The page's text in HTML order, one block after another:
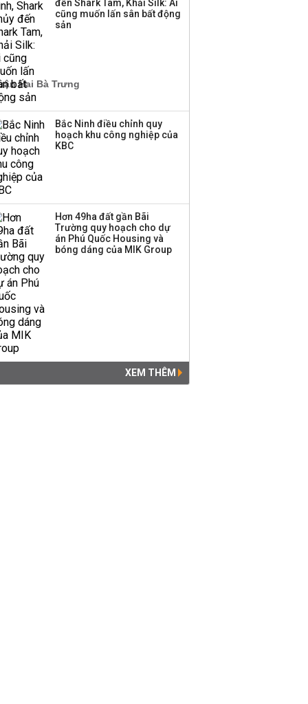
đến Shark Tam, Khải Silk: Ai
cũng muốn lấn sân bất động
sản
Bắc Ninh điều chỉnh quy
hoạch khu công nghiệp của
KBC
Hơn 49ha đất gần Bãi
Trường quy hoạch cho dự
án Phú Quốc Housing và
bóng dáng của MIK Group
XEM THÊM